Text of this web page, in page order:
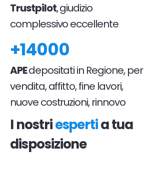
Trustpilot, giudizio
complessivo eccellente
+14000
APEdepositati in Regione, per
vendita, affitto, fine lavori,
nuove costruzioni, rinnovo
I nostriespertia tua
disposizione